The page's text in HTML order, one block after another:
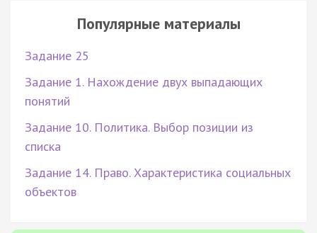
Популярные материалы
Задание 25
Задание 1. Нахождение двух выпадающих
понятий
Задание 10. Политика. Выбор позиции из
списка
Задание 14. Право. Характеристика социальных
объектов